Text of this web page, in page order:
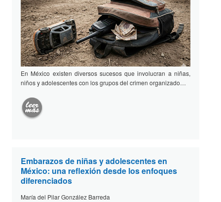
En México existen diversos sucesos que involucran a niñas,
niños y adolescentes con los grupos del crimen organizado…
Embarazos de niñas y adolescentes en
México: una reflexión desde los enfoques
diferenciados
María del Pilar González Barreda